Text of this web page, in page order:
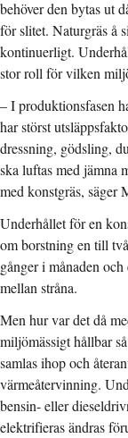
behöver den bytas ut
för slitet. Naturgräs å
kontinuerligt.
stor roll för vilken
– I produktionsfasen
har störst
dressning, gödsling,
ska luftas med jämna
med konstgräs, säger
Underhållet för en
om borstning en till
gånger i månaden
mellan stråna.
Men hur var det då
miljömässigt hållbar
samlas ihop och
värmeåtervinning.
bensin- eller
elektrifieras ändras